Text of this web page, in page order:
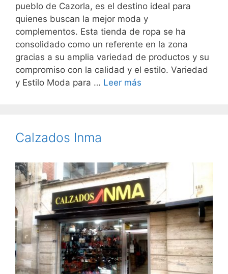
pueblo de Cazorla, es el destino ideal para
quienes buscan la mejor moda y
complementos. Esta tienda de ropa se ha
consolidado como un referente en la zona
gracias a su amplia variedad de productos y su
compromiso con la calidad y el estilo. Variedad
y Estilo Moda para … Leer más
Calzados Inma